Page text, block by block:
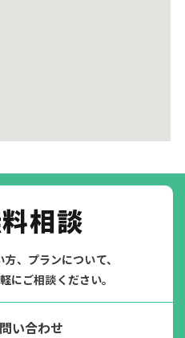
相談
、プランについて、
にご相談ください。
い合わせ